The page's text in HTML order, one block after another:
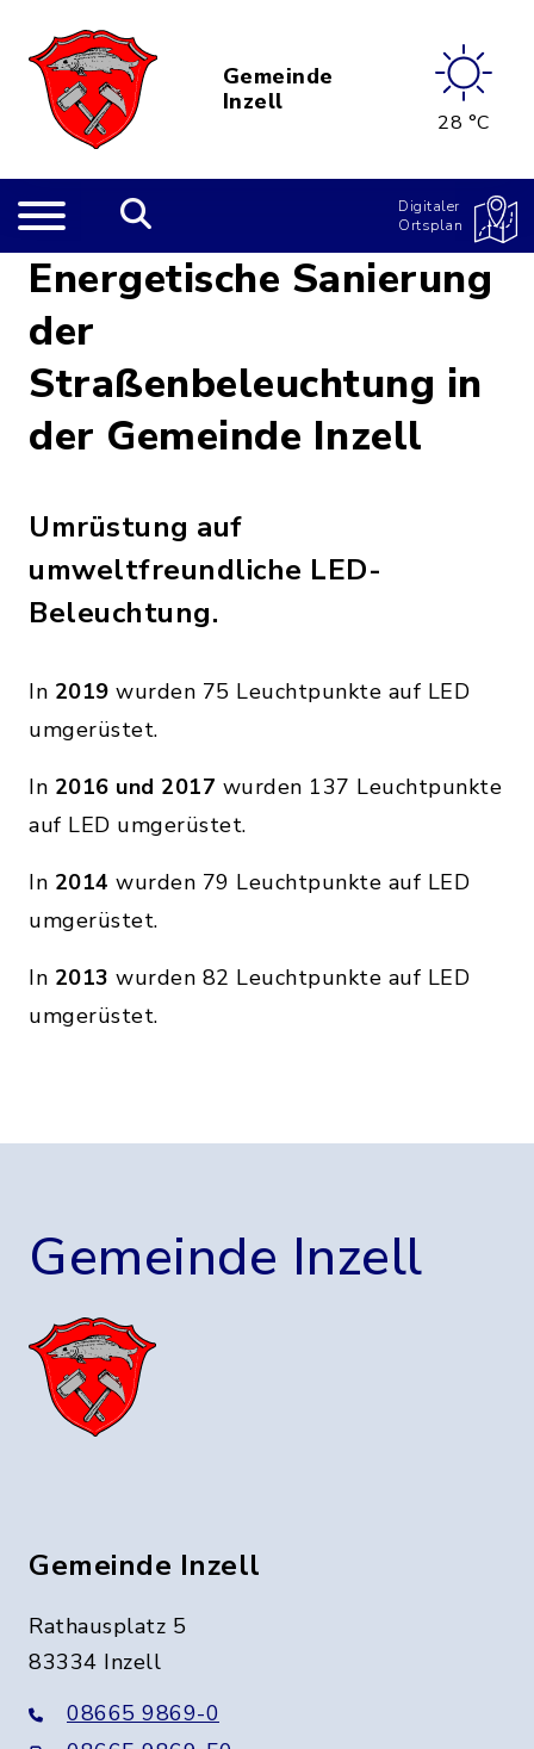
Gemeinde
Inzell
28 °C
Digitaler
Ortsplan
Energetische Sanierung
der
Straßenbeleuchtung in
der Gemeinde Inzell
Umrüstung auf
umweltfreundliche LED-
Beleuchtung.
In 2019 wurden 75 Leuchtpunkte auf LED
umgerüstet.
In 2016 und 2017 wurden 137 Leuchtpunkte
auf LED umgerüstet.
In 2014 wurden 79 Leuchtpunkte auf LED
umgerüstet.
In 2013 wurden 82 Leuchtpunkte auf LED
umgerüstet.
Gemeinde Inzell
Gemeinde Inzell
Rathausplatz 5
83334 Inzell
08665 9869-0